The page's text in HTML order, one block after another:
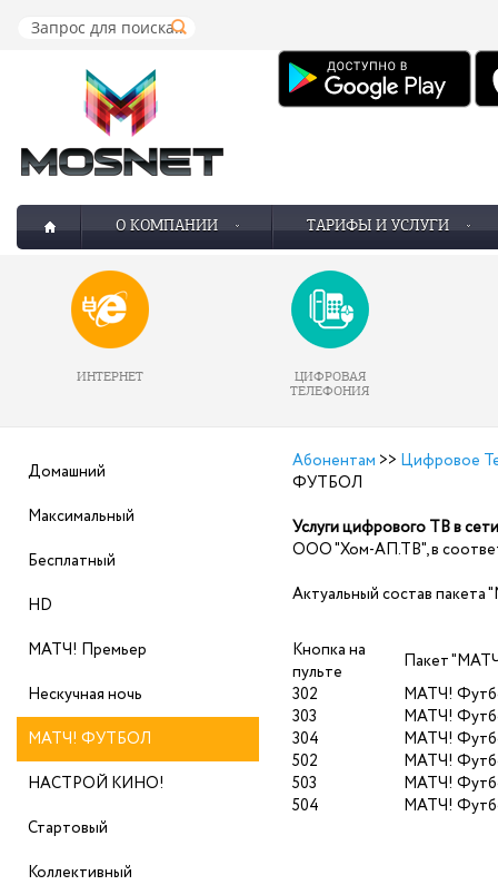
О КОМПАНИИ ТАРИФЫ И УСЛУГИ
ИНТЕРНЕТ
ЦИФРОВАЯ
ТЕЛЕФОНИЯ
Домашний
Максимальный
Бесплатный
HD
МАТЧ! Премьер
Нескучная ночь
МАТЧ! ФУТБОЛ
НАСТРОЙ КИНО!
Стартовый
Коллективный
Абонентам >> Цифровое
ФУТБОЛ
Услуги цифрового ТВ в
ООО "Хом-АП.ТВ", в
Актуальный состав
Кнопка на
пульте
Пакет
302
МАТЧ!
303
МАТЧ!
304
МАТЧ!
502
МАТЧ!
503
МАТЧ!
504
МАТЧ!